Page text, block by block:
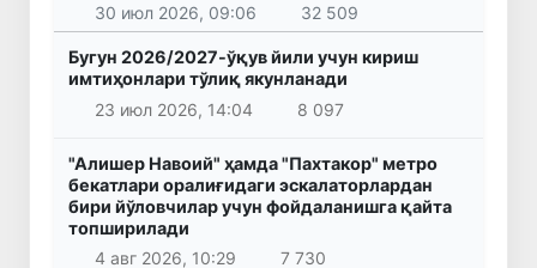
30 июл 2026, 09:06 32 509
Бугун 2026/2027-ўқув йили учун кириш
имтиҳонлари тўлиқ якунланади
23 июл 2026, 14:04
8 097
"Алишер Навоий" ҳамда "Пахтакор" метро
бекатлари оралиғидаги эскалаторлардан
бири йўловчилар учун фойдаланишга қайта
топширилади
4 авг 2026, 10:29
7 730